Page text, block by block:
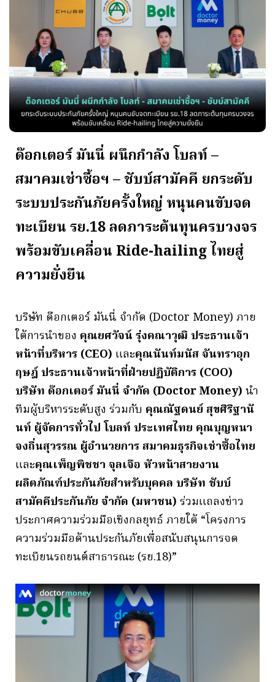
ด๊อกเตอร์ มันนี่ ผนึกกำลัง โบลท์ –
สมาคมเช่าซื้อฯ – ชับบ์สามัคคี ยกระดับ
ระบบประกันภัยครั้งใหญ่ หนุนคนขับจด
ทะเบียน รย.18 ลดภาระต้นทุนครบวงจร
พร้อมขับเคลื่อน Ride-hailing ไทยสู่
ความยั่งยืน
บริษัท ด๊อกเตอร์ มันนี่ จำกัด (Doctor Money) ภาย
ใต้การนำของ คุณยศวัจน์ รุ่งคณาวุฒิ ประธานเจ้า
หน้าที่บริหาร (CEO) และคุณนันท์มนัส จันทราอุก
ฤษฎ์ ประธานเจ้าหน้าที่ฝ่ายปฏิบัติการ (COO)
บริษัท ด๊อกเตอร์ มันนี่ จำกัด (Doctor Money) นำ
ทีมผู้บริหารระดับสูง ร่วมกับ คุณณัฐดนย์ สุขศิริฐานั
นท์ ผู้จัดการทั่วไป โบลท์ ประเทศไทย คุณบุญหนา
จงถิ่นสุวรรณ ผู้อำนวยการ สมาคมธุรกิจเช่าซื้อไทย
และคุณเพ็ญพิชชา จุลเจือ หัวหน้าสายงาน
ผลิตภัณฑ์ประกันภัยสำหรับบุคคล บริษัท ชับบ์
สามัคคีประกันภัย จำกัด (มหาชน) ร่วมแถลงข่าว
ประกาศความร่วมมือเชิงกลยุทธ์ ภายใต้ “โครงการ
ความร่วมมือด้านประกันภัยเพื่อสนับสนุนการจด
ทะเบียนรถยนต์สาธารณะ (รย.18)”